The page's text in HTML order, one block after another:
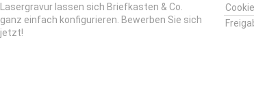
Lasergravur lassen sich Briefkasten & Co.
ganz einfach konfigurieren. Bewerben Sie sich
jetzt!
Cookie